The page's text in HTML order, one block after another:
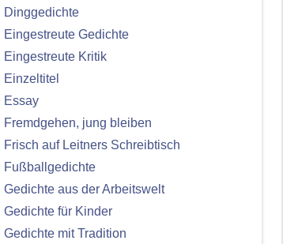
Dinggedichte
Eingestreute Gedichte
Eingestreute Kritik
Einzeltitel
Essay
Fremdgehen, jung bleiben
Frisch auf Leitners Schreibtisch
Fußballgedichte
Gedichte aus der Arbeitswelt
Gedichte für Kinder
Gedichte mit Tradition